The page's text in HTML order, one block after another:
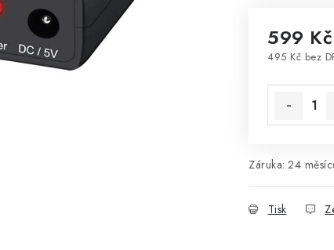
599 Kč
495 Kč bez
Záruka: 24
Tisk